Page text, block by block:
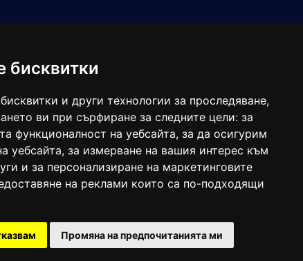
бисквитки
и други технологии за проследяване,
ви при сърфиране за следните цели: за
функционалност на уебсайта, за да осигурим
уебсайта, за измерване на вашия интерес към
и за персонализиране на маркетинговите
на реклами които са по-подходящи
Промяна на предпочитанията ми
balgarkanews@gmail.com
номер: ISSN 1312-4722.
11.05.2004 година.